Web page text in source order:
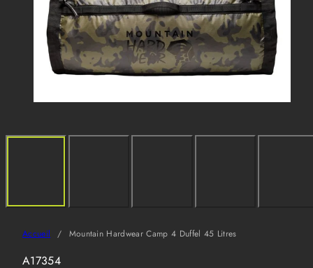
Accueil Mountain Hardwear Camp 4 Duffel 45 Litres
SKU:
A17354